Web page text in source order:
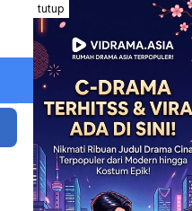
tutup
Festival Musik Nasional